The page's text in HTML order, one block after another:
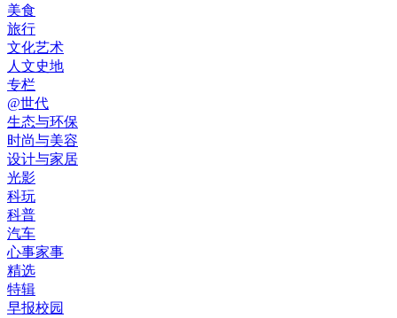
美食
旅行
文化艺术
人文史地
专栏
@世代
生态与环保
时尚与美容
设计与家居
光影
科玩
科普
汽车
心事家事
精选
特辑
早报校园